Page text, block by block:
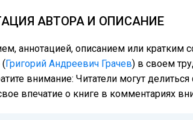
АВТОРА И ОПИСАНИЕ
аннотацией, описанием или
(Григорий Андреевич Грачев) в своем
внимание: Читатели могут
впечатие о книге в комментариях